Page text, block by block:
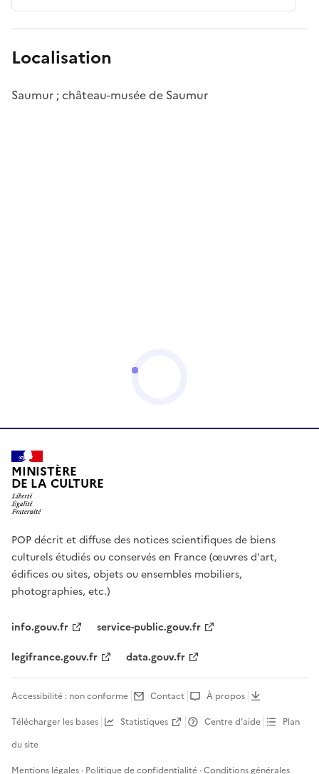
Localisation
Saumur ; château-musée de Saumur
MINISTÈRE
DE LA CULTURE
POP décrit et diffuse des notices scientifiques de biens
culturels étudiés ou conservés en France (œuvres d'art,
édifices ou sites, objets ou ensembles mobiliers,
photographies, etc.)
info.gouv.fr
service-public.gouv.fr
legifrance.gouv.fr
data.gouv.fr
Accessibilité : non conforme Contact
À propos
Télécharger les bases
Statistiques Centre d’aide
Plan
du site
Mentions légales · Politique de confidentialité ·Conditions générales